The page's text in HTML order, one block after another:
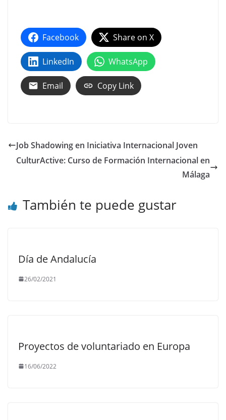
Facebook Share on X
LinkedIn WhatsApp
Email Copy Link
Job Shadowing en Iniciativa Internacional Joven
CulturActive: Curso de Formación Internacional en
Málaga
También te puede gustar
Día de Andalucía
26/02/2021
Proyectos de voluntariado en Europa
16/06/2022